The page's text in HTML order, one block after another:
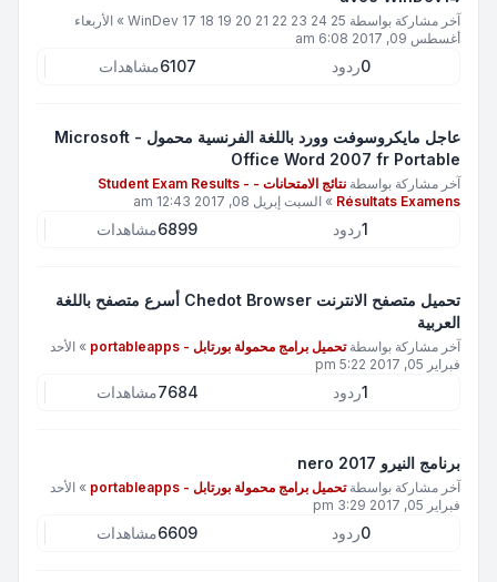
آخر مشاركة بواسطة WinDev 17 18 19 20 21 22 23 24 25
» الأربعاء
أغسطس 09, 2017 6:08 am
0ردود 6107مشاهدات
عاجل مايكروسوفت وورد باللغة الفرنسية محمول - Microsoft
Office Word 2007 fr Portable
آخر مشاركة بواسطة
نتائج الامتحانات - Student Exam Results -
Résultats Examens
» السبت إبريل 08, 2017 12:43 am
1ردود 6899مشاهدات
تحميل متصفح الانترنت Chedot Browser أسرع متصفح باللغة
العربية
آخر مشاركة بواسطةتحميل برامج محمولة بورتابل - portableapps » الأحد
فبراير 05, 2017 5:22 pm
1ردود 7684مشاهدات
برنامج النيرو nero 2017
آخر مشاركة بواسطةتحميل برامج محمولة بورتابل - portableapps » الأحد
فبراير 05, 2017 3:29 pm
0ردود 6609مشاهدات